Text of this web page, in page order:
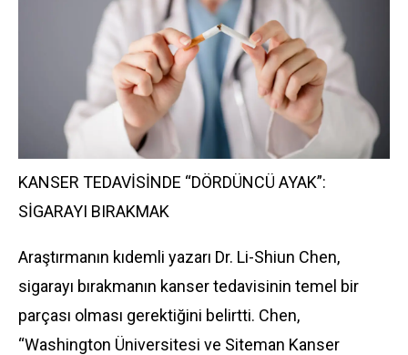
KANSER TEDAVİSİNDE “DÖRDÜNCÜ AYAK”:
SİGARAYI BIRAKMAK
Araştırmanın kıdemli yazarı Dr. Li-Shiun Chen,
sigarayı bırakmanın kanser tedavisinin temel bir
parçası olması gerektiğini belirtti. Chen,
“Washington Üniversitesi ve Siteman Kanser